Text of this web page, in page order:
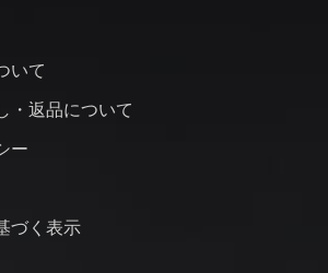
いて
・返品について
ー
づく表示